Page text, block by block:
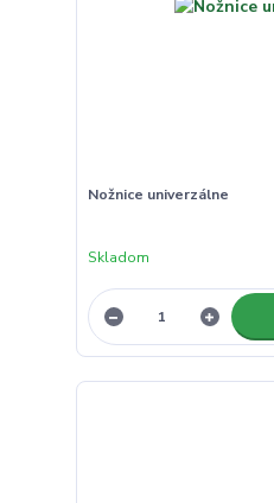
Nožnice univerzálne
Skladom